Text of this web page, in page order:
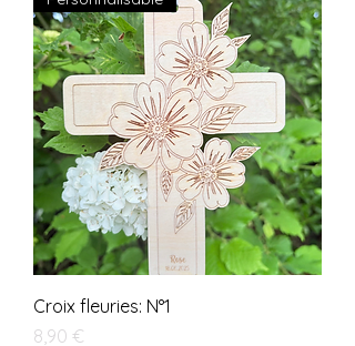
Croix fleuries: N°1
Prix
8,90 €